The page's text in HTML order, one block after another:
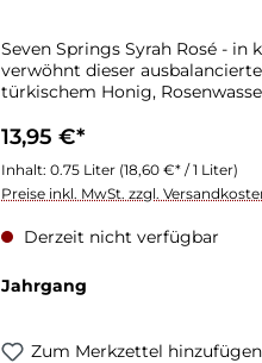
Seven Springs Syrah Rosé -
verwöhnt dieser
türkischem Honig,
13,95 €*
Inhalt: 0.75 Liter (18,60 €* / 1 Liter)
Preise inkl. MwSt. zzgl.
Derzeit nicht verfügbar
Jahrgang
Zum Merkzettel hinzufügen